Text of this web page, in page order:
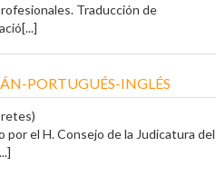
Traducción de
PORTUGUÉS-INGLÉS
el H. Consejo de la Judicatura del